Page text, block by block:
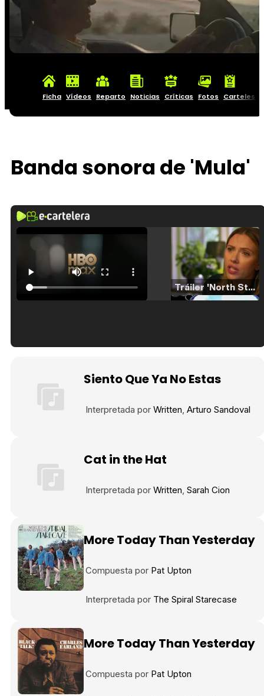
Ficha Vídeos Reparto Noticias Críticas Fotos Carteles
Banda sonora de 'Mula'
Tráiler 'North Star' (2023)
Siento Que Ya No Estas
Interpretada por Written Arturo Sandoval
Cat in the Hat
Interpretada por Written Sarah Cion
More Today Than Yesterday
Compuesta por Pat Upton
Interpretada por The Spiral Starecase
More Today Than Yesterday
Compuesta por Pat Upton